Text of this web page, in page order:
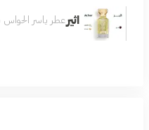
اثير عطر ياسر الحواس